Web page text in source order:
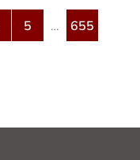
5 … 655